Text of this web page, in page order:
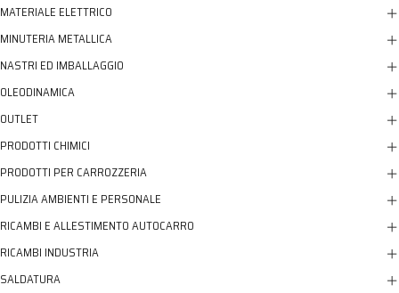
MATERIALE ELETTRICO
MINUTERIA METALLICA
NASTRI ED IMBALLAGGIO
OLEODINAMICA
OUTLET
PRODOTTI CHIMICI
PRODOTTI PER CARROZZERIA
PULIZIA AMBIENTI E PERSONALE
RICAMBI E ALLESTIMENTO AUTOCARRO
RICAMBI INDUSTRIA
SALDATURA